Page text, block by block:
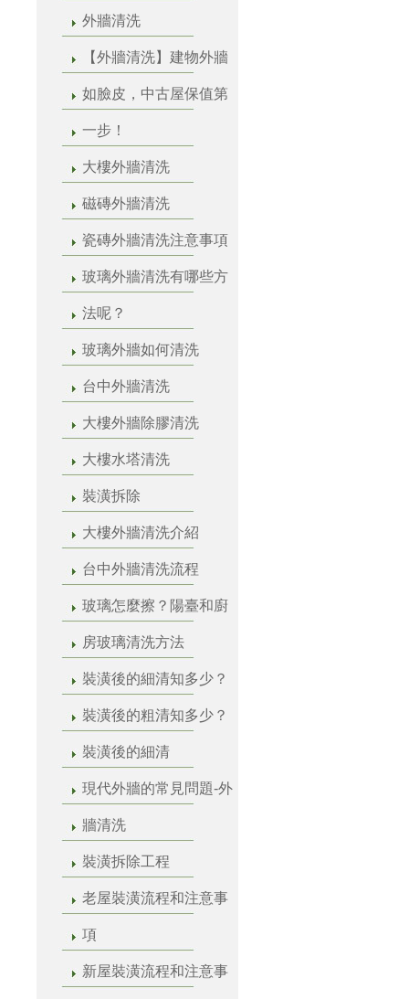
外牆清洗
【外牆清洗】建物外牆
如臉皮，中古屋保值第
一步！
大樓外牆清洗
磁磚外牆清洗
瓷磚外牆清洗注意事項
玻璃外牆清洗有哪些方
法呢？
玻璃外牆如何清洗
台中外牆清洗
大樓外牆除膠清洗
大樓水塔清洗
裝潢拆除
大樓外牆清洗介紹
台中外牆清洗流程
玻璃怎麼擦？陽臺和廚
房玻璃清洗方法
裝潢後的細清知多少？
裝潢後的粗清知多少？
裝潢後的細清
現代外牆的常見問題-外
牆清洗
裝潢拆除工程
老屋裝潢流程和注意事
項
新屋裝潢流程和注意事